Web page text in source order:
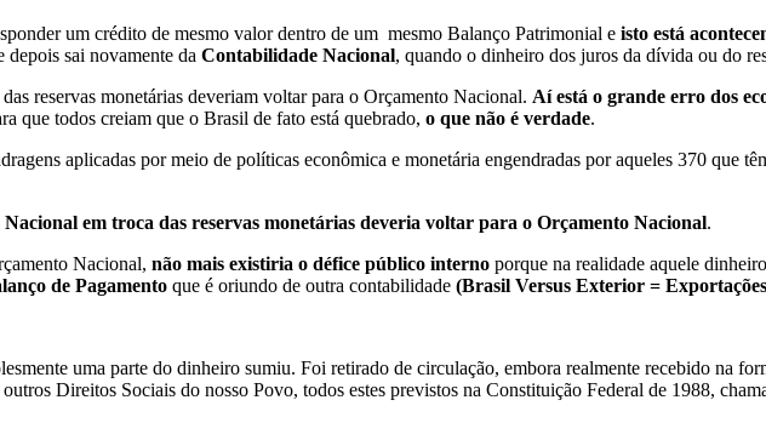
um crédito de mesmo valor dentro de um mesmo Balanço Patrimonial e isto está
depois sai novamente da Contabilidade Nacional, quando o dinheiro dos juros da dívida ou do
reservas monetárias deveriam voltar para o Orçamento Nacional. Aí está o grande erro dos
que todos creiam que o Brasil de fato está quebrado, o que não é verdade.
aplicadas por meio de políticas econômica e monetária engendradas por aqueles 370 que
em troca das reservas monetárias deveria voltar para o Orçamento Nacional.
Nacional, não mais existiria o défice público interno porque na realidade aquele
de Pagamento que é oriundo de outra contabilidade (Brasil Versus Exterior =
uma parte do dinheiro sumiu. Foi retirado de circulação, embora realmente recebido na
outros Direitos Sociais do nosso Povo, todos estes previstos na Constituição Federal de 1988,